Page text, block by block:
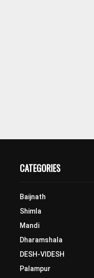
CATEGORIES
Baijnath
Shimla
Mandi
Dharamshala
DESH-VIDESH
Palampur